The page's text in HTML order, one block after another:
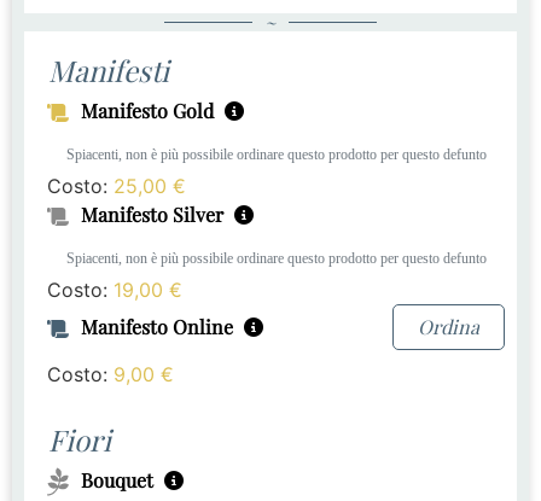
~
Manifesti
Manifesto Gold
Spiacenti, non è più possibile ordinare questo prodotto per questo defunto
Costo: 25,00 €
Manifesto Silver
Spiacenti, non è più possibile ordinare questo prodotto per questo defunto
Costo: 19,00 €
Manifesto Online Ordina
Costo: 9,00 €
Fiori
Bouquet